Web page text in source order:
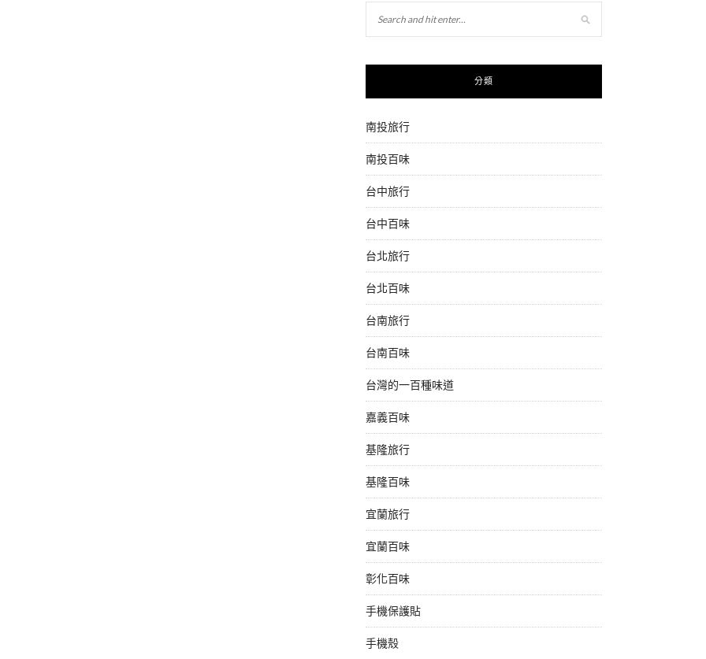
分類
南投旅行
南投百味
台中旅行
台中百味
台北旅行
台北百味
台南旅行
台南百味
台灣的一百種味道
嘉義百味
基隆旅行
基隆百味
宜蘭旅行
宜蘭百味
彰化百味
手機保護貼
手機殼